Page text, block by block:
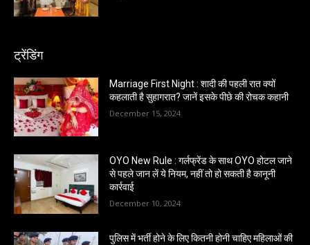
ट्रेंडिंग
Marriage First Night : शादी की पहली रात क्यों
कहलाती है सुहागरात? जानें इसके पीछे की रोचक कहानी
December 15, 2024
OYO New Rule : गर्लफ्रेंड के साथ OYO होटल जाने
से पहले जान लें ये नियम, नहीं तो हो सकती है कानूनी
कार्रवाई
December 10, 2024
पुलिस में भर्ती होने के लिए कितनी होनी चाहिए महिलाओं की